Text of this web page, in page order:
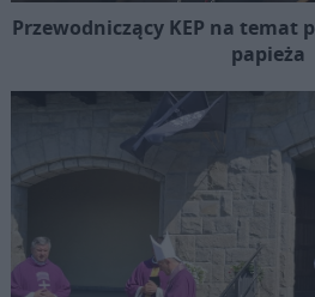
Przewodniczący KEP na temat
papieża